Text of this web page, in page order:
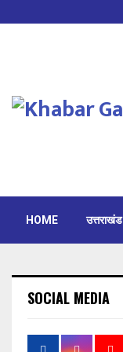
HOME उत्तराखंड
SOCIAL MEDIA